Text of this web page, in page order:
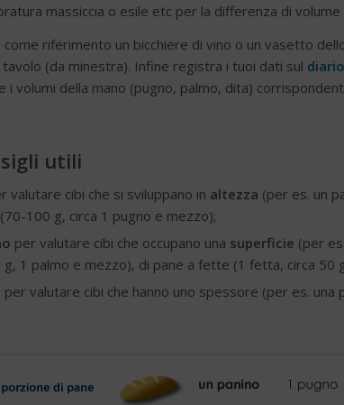
massiccia o esile etc per la differenza di volume
come riferimento un bicchiere di vino o un vasetto
tavolo (da minestra). Infine registra i tuoi dati sul
i volumi della mano (pugno, palmo, dita)
utili
valutare cibi che si sviluppano in altezza (per es. un
100 g, circa 1 pugno e mezzo);
per valutare cibi che occupano una superficie (per
1 palmo e mezzo), di pane a fette (1 fetta, circa 50
per valutare cibi che hanno uno spessore (per es.